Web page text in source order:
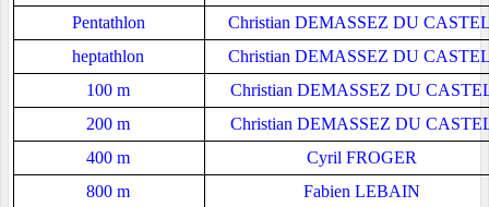
Pentathlon
Christian DEMASSEZ DU
heptathlon
Christian DEMASSEZ DU
100 m
Christian DEMASSEZ DU
200 m
Christian DEMASSEZ DU
400 m
Cyril FROGER
800 m
Fabien LEBAIN